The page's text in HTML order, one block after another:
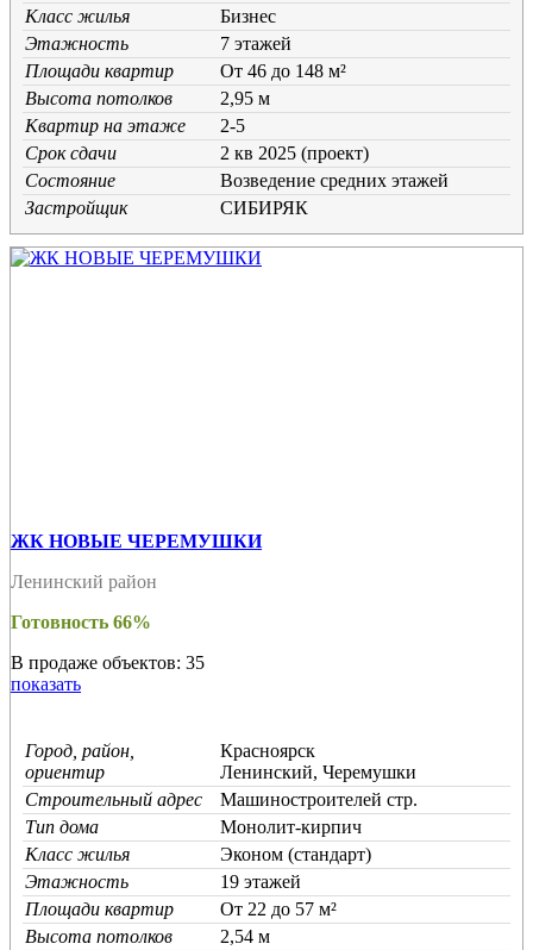
Класс жилья
Бизнес
Этажность
7 этажей
Площади квартир
От 46 до 148 м²
Высота потолков
2,95 м
Квартир на этаже
2-5
Срок сдачи
2 кв 2025 (проект)
Состояние
Возведение средних этажей
Застройщик
СИБИРЯК
ЖК НОВЫЕ ЧЕРЕМУШКИ
Ленинский район
Готовность 66%
В продаже объектов: 35
показать
Город, район,
ориентир
Красноярск
Ленинский, Черемушки
Строительный адрес
Машиностроителей стр.
Тип дома
Монолит-кирпич
Класс жилья
Эконом (стандарт)
Этажность
19 этажей
Площади квартир
От 22 до 57 м²
Высота потолков
2,54 м